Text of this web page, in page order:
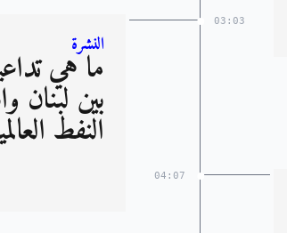
03:03
النشرة
ما هي
بين لبنان
النفط
04:07